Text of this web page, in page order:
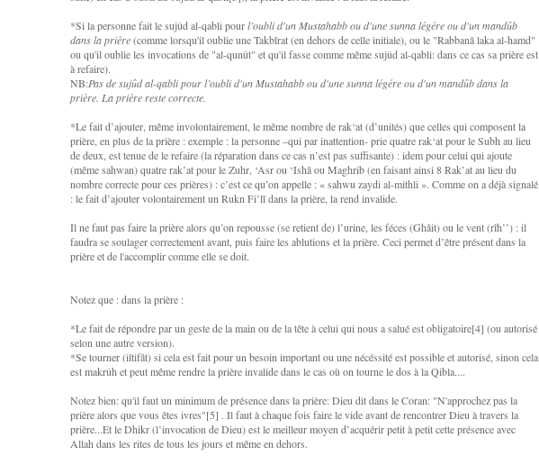
*Si la personne fait le sujûd al-qabli pourl’oubli d'un Mustahabb ou d'une sunna légére ou d'un mandûb
dans la prière(comme lorsqu'il oublie une Takbîrat (en dehors de celle initiale), ou le "Rabbanâ laka al-hamd"
ou qu'il oublie les invocations de "al-qunût" et qu'il fasse comme même sujûd al-qabli: dans ce cas sa prière est
à refaire).
NB:Pas de sujûd al-qabli pour l’oubli d'un Mustahabb ou d'une sunna légére ou d'un mandûb dans la
prière. La prière reste correcte.
*Le fait d’ajouter, même involontairement, le même nombre de rak‘at (d’unités) que celles qui composent la
prière, en plus de la prière : exemple : la personne –qui par inattention- prie quatre rak‘at pour le Subh au lieu
de deux, est tenue de le refaire (la réparation dans ce cas n’est pas suffisante) : idem pour celui qui ajoute
(même sahwan) quatre rak’at pour le Zuhr, ‘Asr ou ‘Ishâ ou Maghrib (en faisant ainsi 8 Rak’at au lieu du
nombre correcte pour ces prières) : c’est ce qu’on appelle : « sahwu zaydi al-mithli ». Comme on a déjà signalé
: le fait d’ajouter volontairement un Rukn Fi’lî dans la prière, la rend invalide.
Il ne faut pas faire la prière alors qu’on repousse (se retient de) l’urine, les féces (Ghâit) ou le vent (rîh’’) : il
faudra se soulager correctement avant, puis faire les ablutions et la prière. Ceci permet d’être présent dans la
prière et de l'accomplir comme elle se doit.
Notez que : dans la prière :
*Le fait de répondre par un geste de la main ou de la tête à celui qui nous a salué est obligatoire[4] (ou autorisé
selon une autre version).
*Se tourner (iltifât) si cela est fait pour un besoin important ou une nécéssité est possible et autorisé, sinon cela
est makrûh et peut même rendre la prière invalide dans le cas où on tourne le dos à la Qibla....
Notez bien: qu'il faut un minimum de présence dans la prière: Dieu dit dans le Coran: "N'approchez pas la
prière alors que vous êtes ivres"[5] . Il faut à chaque fois faire le vide avant de rencontrer Dieu à travers la
prière...Et le Dhikr (l’invocation de Dieu) est le meilleur moyen d’acquérir petit à petit cette présence avec
Allah dans les rites de tous les jours et même en dehors.